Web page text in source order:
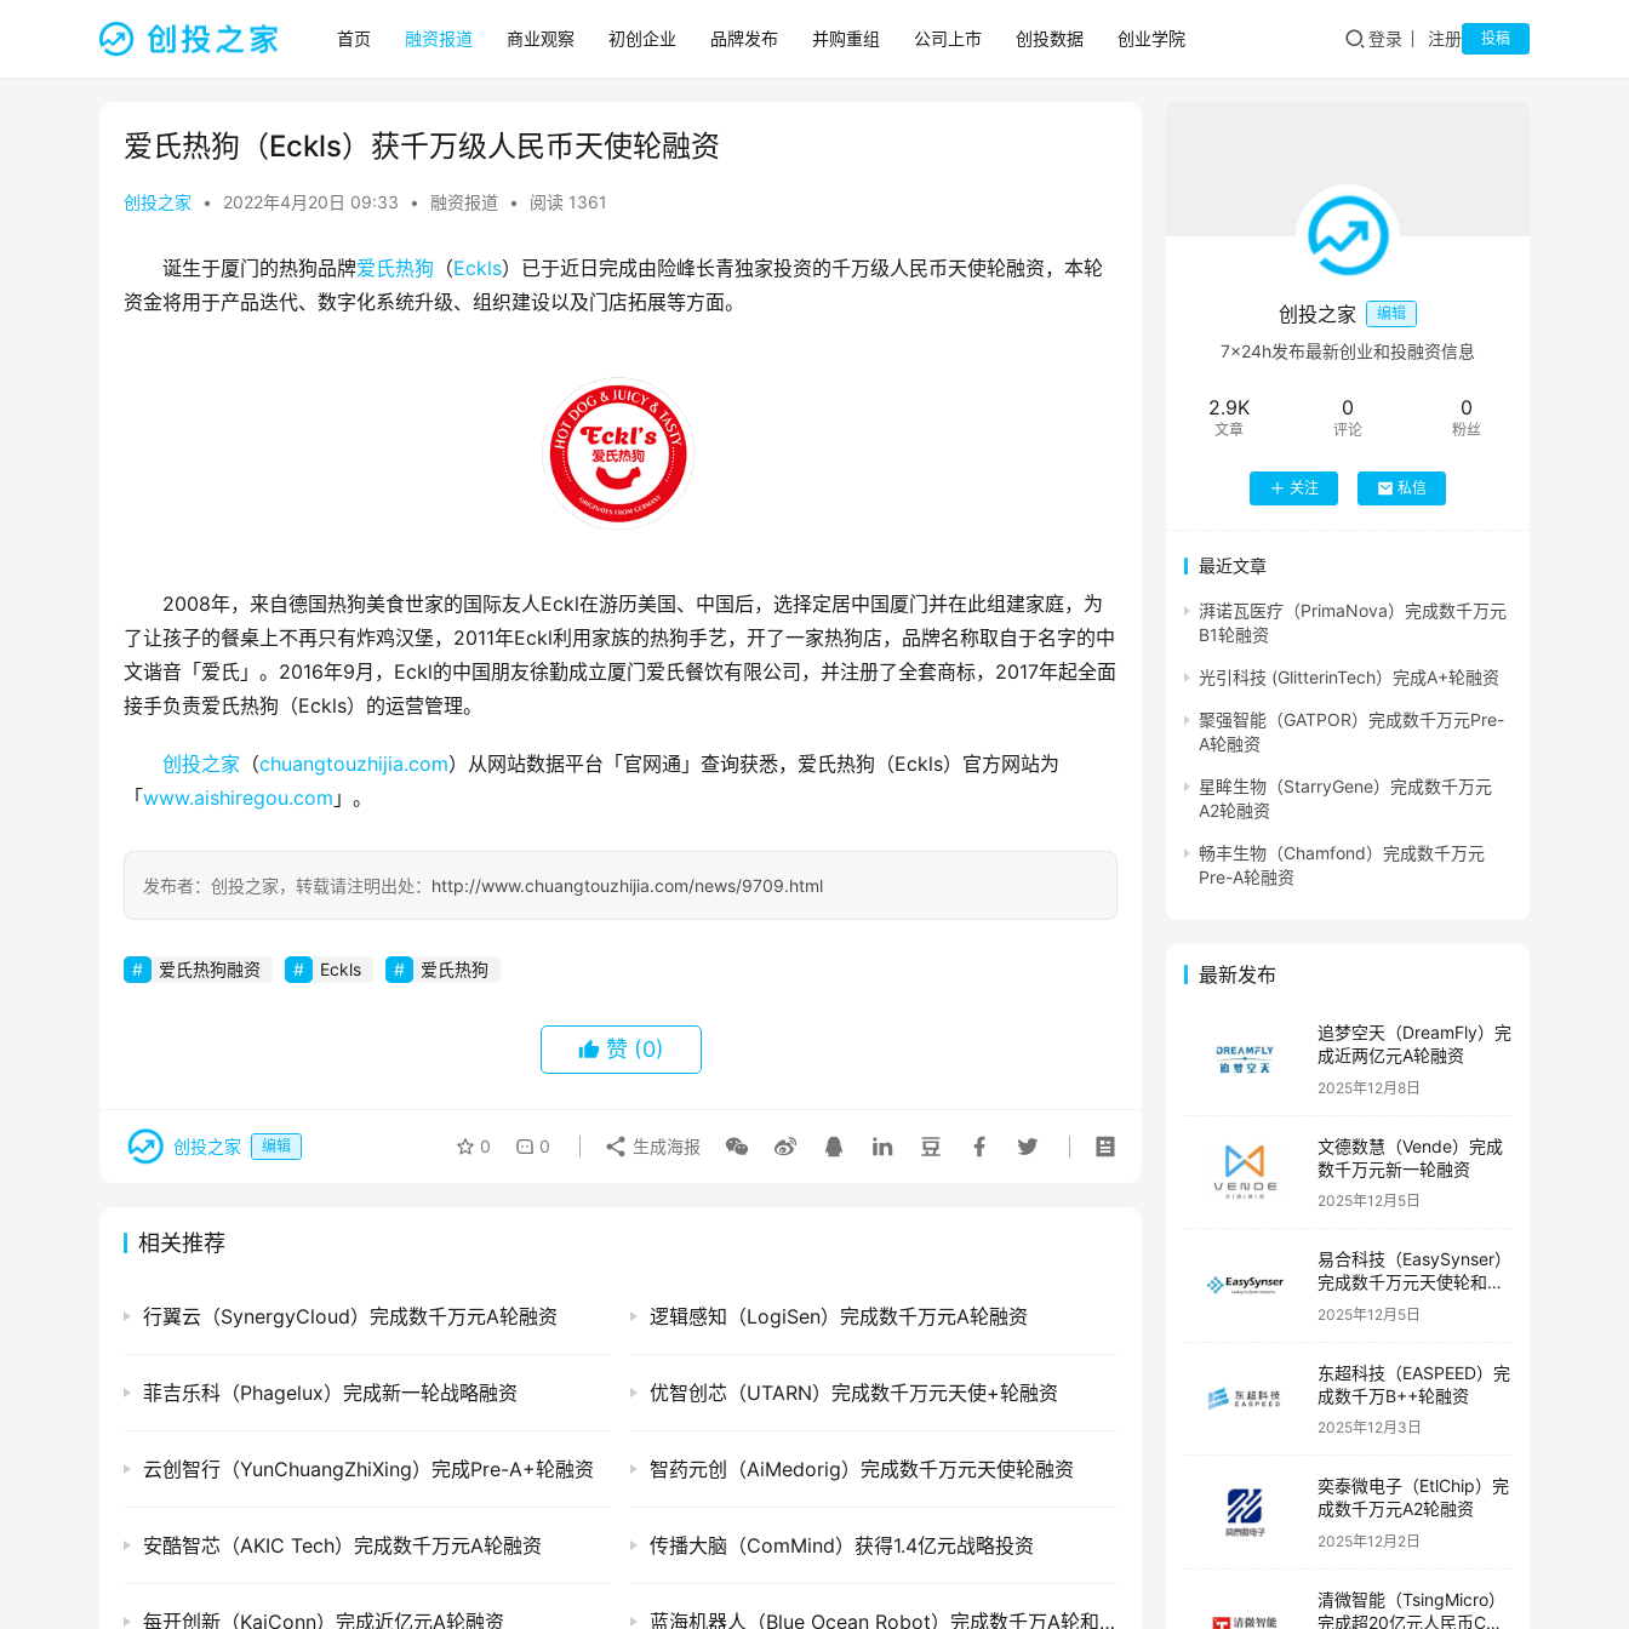
首页 融资报道 商业观察 初创企业 品牌发布 并购重组 公司上市 创投数据 创业学院 登录 注册 投稿
爱氏热狗（Eckls）获千万级人民币天使轮融资
创投之家 • 2022年4月20日 09:33 • 融资报道 • 阅读 1361
诞生于厦门的热狗品牌爱氏热狗 （Eckls）已于近日完成由险峰长青独家投资的千万级人民币天使轮融资，本轮
资金将用于产品迭代、数字化系统升级、组织建设以及门店拓展等方面。
2008年，来自德国热狗美食世家的国际友人Eckl在游历美国、中国后，选择定居中国厦门并在此组建家庭，为
了让孩子的餐桌上不再只有炸鸡汉堡，2011年Eckl利用家族的热狗手艺，开了一家热狗店，品牌名称取自于名字的中
文谐音「爱氏」。2016年9月，Eckl的中国朋友徐勤成立厦门爱氏餐饮有限公司，并注册了全套商标，2017年起全面
接手负责爱氏热狗（Eckls）的运营管理。
创投之家 （chuangtouzhijia.com）从网站数据平台「官网通」查询获悉，爱氏热狗（Eckls）官方网站为
「www.aishiregou.com 」。
发布者：创投之家，转载请注明出处： http://www.chuangtouzhijia.com/news/9709.html
爱氏热狗融资 Eckls 爱氏热狗
赞 (0)
创投之家 编辑 0 0 生成海报
相关推荐
行翼云（SynergyCloud）完成数千万元A轮融资 逻辑感知（LogiSen）完成数千万元A轮融资
菲吉乐科（Phagelux）完成新一轮战略融资 优智创芯（UTARN）完成数千万元天使+轮融资
云创智行（YunChuangZhiXing）完成Pre-A+轮融资 智药元创（AiMedorig）完成数千万元天使轮融资
安酷智芯（AKIC Tech）完成数千万元A轮融资 传播大脑（ComMind）获得1.4亿元战略投资
每开创新（KaiConn）完成近亿元A轮融资 蓝海机器人（Blue Ocean Robot）完成数千万A轮和A+轮融资
创投之家 编辑
7×24h发布最新创业和投融资信息
2.9K
文章
0
评论
0
粉丝
关注 私信
最近文章
湃诺瓦医疗（PrimaNova）完成数千万元
B1轮融资
光引科技 (GlitterinTech）完成A+轮融资
聚强智能（GATPOR）完成数千万元Pre-
A轮融资
星眸生物（StarryGene）完成数千万元
A2轮融资
畅丰生物（Chamfond）完成数千万元
Pre-A轮融资
最新发布
追梦空天（DreamFly）完
成近两亿元A轮融资
2025年12月8日
文德数慧（Vende）完成
数千万元新一轮融资
2025年12月5日
易合科技（EasySynser）
完成数千万元天使轮和天
使+轮融资
2025年12月5日
东超科技（EASPEED）完
成数千万B++轮融资
2025年12月3日
奕泰微电子（EtlChip）完
成数千万元A2轮融资
2025年12月2日
清微智能（TsingMicro）
完成超20亿元人民币C轮